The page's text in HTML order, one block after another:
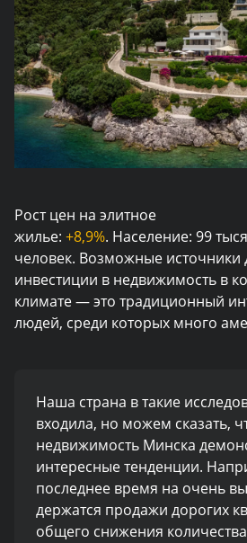
Рост цен на элитное
жилье: +8,9%. Население: 99
человек. Возможные источники
инвестиции в недвижимость в
климате — это традиционный
людей, среди которых много
Наша страна в такие
входила, но можем сказать,
недвижимость Минска
интересные тенденции.
последнее время на очень
держатся продажи дорогих
общего снижения